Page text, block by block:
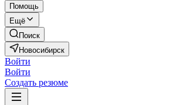
Помощь
Ещё
Поиск
Новосибирск
Войти
Войти
Создать резюме